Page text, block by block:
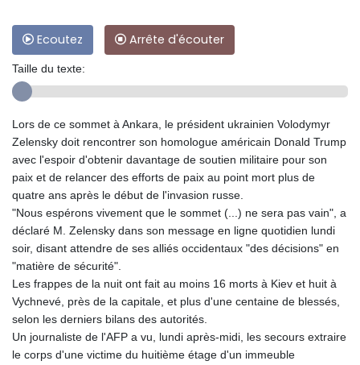
Ecoutez Arrête d'écouter
Taille du texte:
Lors de ce sommet à Ankara, le président ukrainien Volodymyr
Zelensky doit rencontrer son homologue américain Donald Trump
avec l'espoir d'obtenir davantage de soutien militaire pour son
paix et de relancer des efforts de paix au point mort plus de
quatre ans après le début de l'invasion russe.
"Nous espérons vivement que le sommet (...) ne sera pas vain", a
déclaré M. Zelensky dans son message en ligne quotidien lundi
soir, disant attendre de ses alliés occidentaux "des décisions" en
"matière de sécurité".
Les frappes de la nuit ont fait au moins 16 morts à Kiev et huit à
Vychnevé, près de la capitale, et plus d'une centaine de blessés,
selon les derniers bilans des autorités.
Un journaliste de l'AFP a vu, lundi après-midi, les secours extraire
le corps d'une victime du huitième étage d'un immeuble